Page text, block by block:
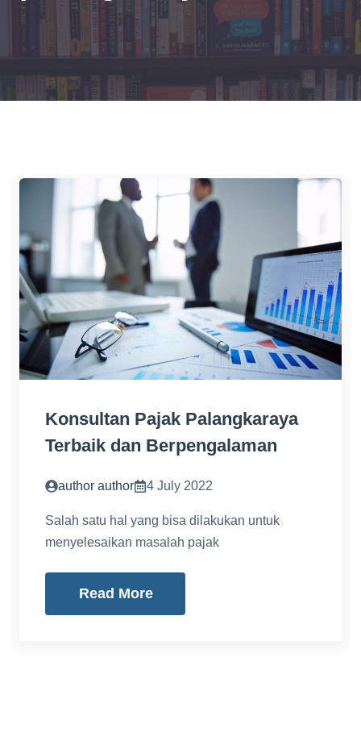
Konsultan Pajak Palangkaraya
Terbaik dan Berpengalaman
author author 4 July 2022
Salah satu hal yang bisa dilakukan untuk
menyelesaikan masalah pajak
Read More